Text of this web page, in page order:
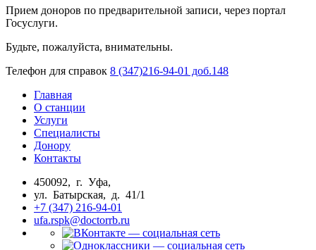
Прием доноров по предварительной записи, через портал
Госуслуги.
Будьте, пожалуйста, внимательны.
Телефон для справок 8 (347)216-94-01 доб.148
Главная
О станции
Услуги
Специалисты
Донору
Контакты
450092, г. Уфа,
ул. Батырская, д. 41/1
+7 (347) 216-94-01
ufa.rspk@doctorrb.ru